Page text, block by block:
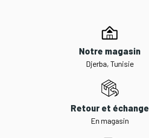
Notre magasin
Djerba, Tunisie
Retour et échange
En magasin